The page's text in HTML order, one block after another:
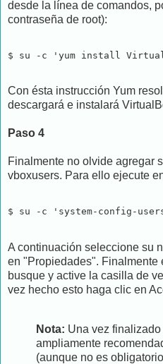
desde la línea de comandos,
contraseña de root):
$ su -c 'yum install
Con ésta instrucción Yum
descargará e instalará
Paso 4
Finalmente no olvide agregar
vboxusers. Para ello ejecute
$ su -c 'system-config-
A continuación seleccione su
en "Propiedades". Finalmente
busque y active la casilla de
vez hecho esto haga clic en
Nota: Una vez
ampliamente
(aunque no es